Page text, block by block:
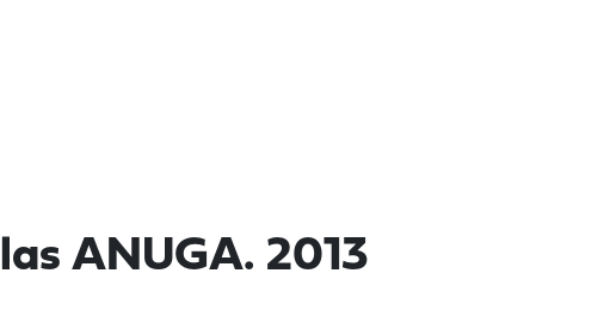
ANUGA. 2013